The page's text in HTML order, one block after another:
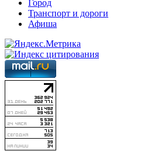
Город
Транспорт и дороги
Афиша